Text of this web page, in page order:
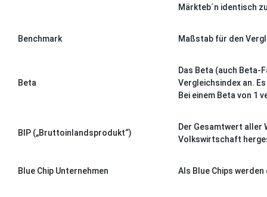
Märkteb´n identisch
Benchmark Maßstab für den
Beta
Das Beta (auch Beta-
Vergleichsindex an.
Bei einem Beta von 1
BIP („Bruttoinlandsprodukt“)
Der Gesamtwert aller
Volkswirtschaft
Blue Chip Unternehmen Als Blue Chips